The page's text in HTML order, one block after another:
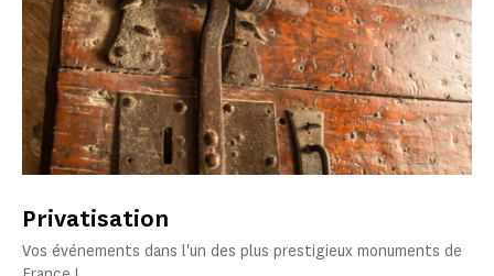
Privatisation
Vos événements dans l'un des plus prestigieux monuments de